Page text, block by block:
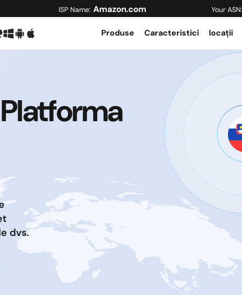
ISP Name: Amazon.com Your ASN:
Produse Caracteristici locații
dvs.